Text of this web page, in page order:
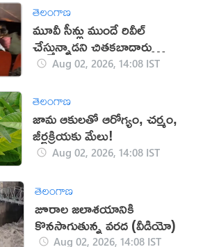
తెలంగాణ
మూవీ సీన్లు ముందే రివీల్
చేస్తున్నాడని చితకబాదారు
(వీడియో)
Aug 02, 2026, 14:08 IST
తెలంగాణ
జామ ఆకులతో ఆరోగ్యం, చర్మం,
జీర్ణక్రియకు మేలు!
Aug 02, 2026, 14:08 IST
తెలంగాణ
జూరాల జలాశయానికి
కొనసాగుతున్న వరద (వీడియో)
Aug 02, 2026, 14:08 IST